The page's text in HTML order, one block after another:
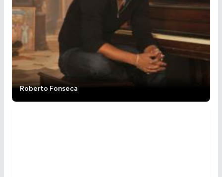
Roberto Fonseca